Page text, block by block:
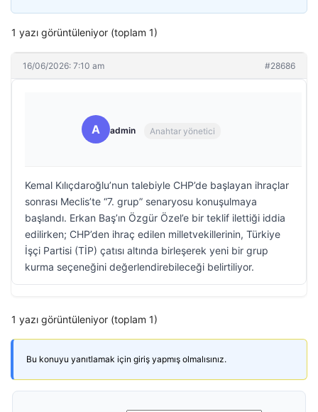
1 yazı görüntüleniyor (toplam 1)
16/06/2026: 7:10 am #28686
A admin Anahtar yönetici
Kemal Kılıçdaroğlu’nun talebiyle CHP’de başlayan ihraçlar
sonrası Meclis’te “7. grup” senaryosu konuşulmaya
başlandı. Erkan Baş’ın Özgür Özel’e bir teklif ilettiği iddia
edilirken; CHP’den ihraç edilen milletvekillerinin, Türkiye
İşçi Partisi (TİP) çatısı altında birleşerek yeni bir grup
kurma seçeneğini değerlendirebileceği belirtiliyor.
1 yazı görüntüleniyor (toplam 1)
Bu konuyu yanıtlamak için giriş yapmış olmalısınız.